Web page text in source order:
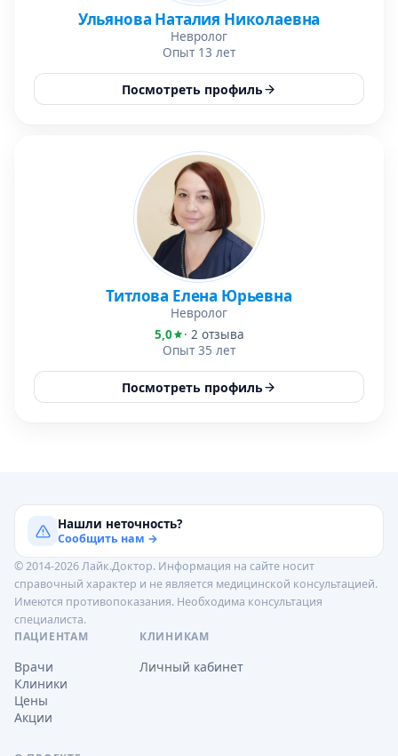
Ульянова Наталия Николаевна
Невролог
Опыт 13 лет
Посмотреть профиль
Титлова Елена Юрьевна
Невролог
5,0
· 2 отзыва
Опыт 35 лет
Посмотреть профиль
Нашли неточность?
Сообщить нам →
© 2014-2026 Лайк.Доктор. Информация на сайте носит
справочный характер и не является медицинской консультацией.
Имеются противопоказания. Необходима консультация
специалиста.
ПАЦИЕНТАМ
Врачи
Клиники
Цены
Акции
КЛИНИКАМ
Личный кабинет